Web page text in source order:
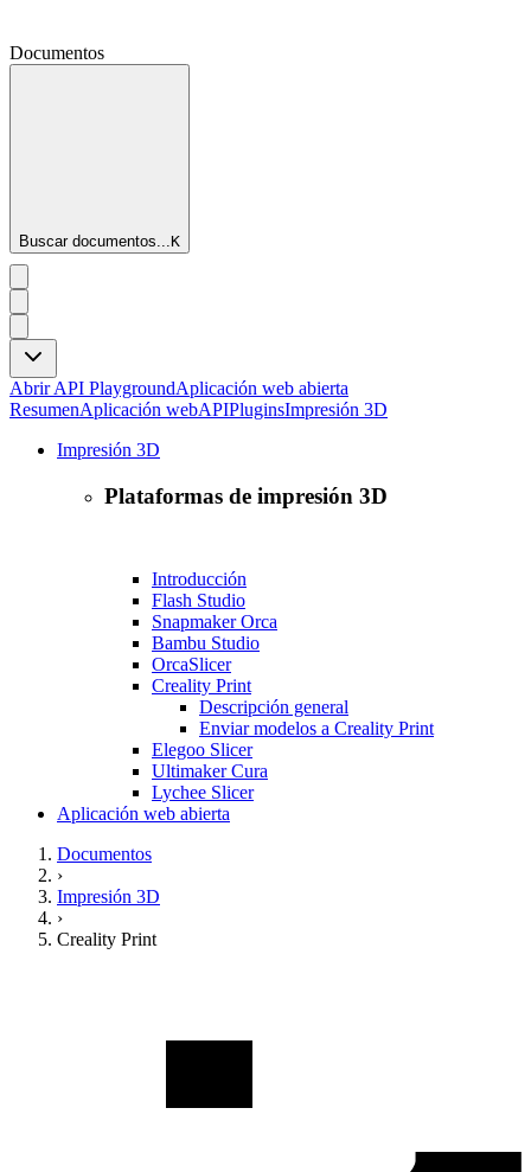
Documentos
Buscar documentos...K
Abrir API PlaygroundAplicación web abierta
ResumenAplicación webAPIPluginsImpresión 3D
Impresión 3D
Plataformas de impresión 3D
Introducción
Flash Studio
Snapmaker Orca
Bambu Studio
OrcaSlicer
Creality Print
Descripción general
Enviar modelos a Creality Print
Elegoo Slicer
Ultimaker Cura
Lychee Slicer
Aplicación web abierta
Documentos
›
Impresión 3D
›
Creality Print